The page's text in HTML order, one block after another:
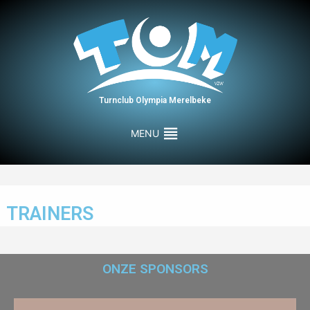
Turnclub Olympia Merelbeke
MENU
TRAINERS
ONZE SPONSORS